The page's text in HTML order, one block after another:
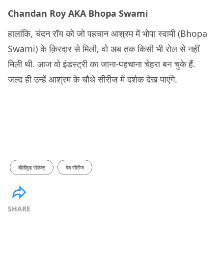
Chandan Roy AKA Bhopa Swami
हालांकि, चंदन रॉय को जो पहचान आश्रम में भोपा स्वामी (Bhopa
Swami) के क़िरदार से मिली, वो अब तक किसी भी रोल से नहीं
मिली थी. आज वो इंडस्ट्री का जाना-पहचाना चेहरा बन चुके हैं.
जल्द ही उन्हें आश्रम के चौथे सीरीज में दर्शक देख पाएंगे.
बॉलीवुड सेलेब्स वेब सीरीज
SHARE